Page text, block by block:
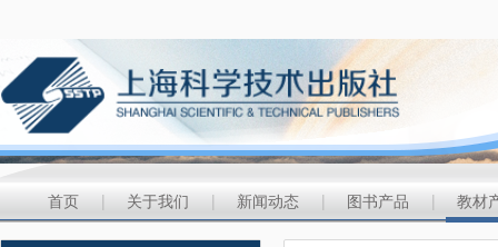
首页 | 关于我们 | 新闻动态 | 图书产品 | 教材